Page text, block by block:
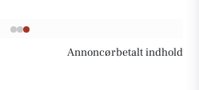
Annoncørbetalt indhold